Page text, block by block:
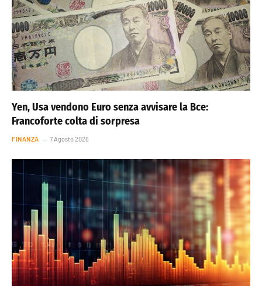
Yen, Usa vendono Euro senza avvisare la Bce:
Francoforte colta di sorpresa
FINANZA 7 Agosto 2026